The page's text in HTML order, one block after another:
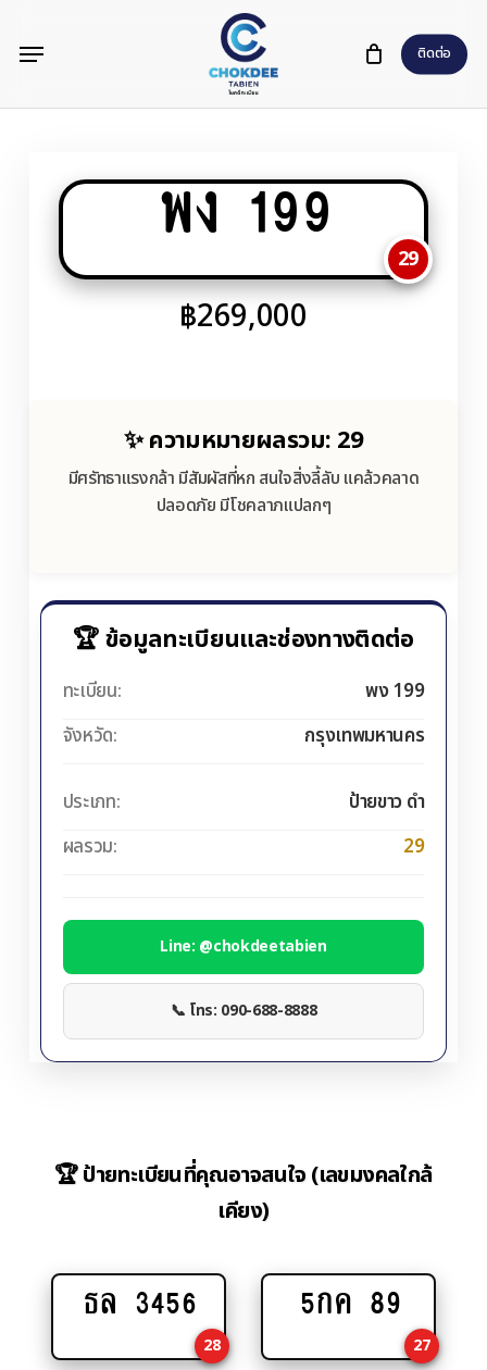
content
ติดต่อ
Menu
พง 199
29
฿269,000
✨ ความหมายผลรวม: 29
มีศรัทธาแรงกล้า มีสัมผัสที่หก สนใจสิ่งลี้ลับ แคล้วคลาด
ปลอดภัย มีโชคลาภแปลกๆ
🏆 ข้อมูลทะเบียนและช่องทางติดต่อ
ทะเบียน:
พง 199
จังหวัด:
กรุงเทพมหานคร
ประเภท:
ป้ายขาว ดำ
ผลรวม:
29
Line: @chokdeetabien
📞 โทร: 090-688-8888
🏆 ป้ายทะเบียนที่คุณอาจสนใจ (เลขมงคลใกล้
เคียง)
Add
cart
ธล 3456
28
Add
cart
5กค 89
27